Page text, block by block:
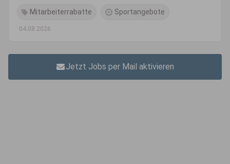
Mitarbeiterrabatte Sportangebote
04.08.2026
Jetzt Jobs per Mail aktivieren